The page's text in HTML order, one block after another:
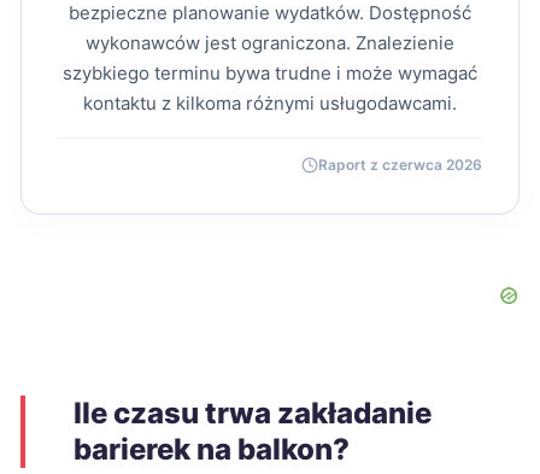
bezpieczne planowanie wydatków. Dostępność
wykonawców jest ograniczona. Znalezienie
szybkiego terminu bywa trudne i może wymagać
kontaktu z kilkoma różnymi usługodawcami.
Raport z czerwca 2026
Ile czasu trwa zakładanie
barierek na balkon?